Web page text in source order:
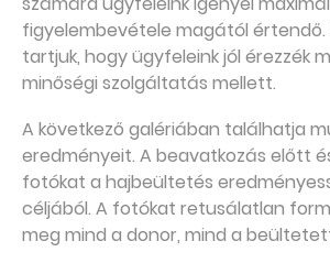
figyelembevétele magától értendő.
tartjuk, hogy ügyfeleink jól érezzék
minőségi szolgáltatás mellett.
A következő galériában találhatja
eredményeit. A beavatkozás előtt
fotókat a hajbeültetés
céljából. A fotókat retusálatlan
meg mind a donor, mind a